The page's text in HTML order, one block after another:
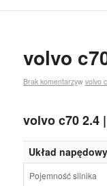
volvo
Brak komentarzyw volvo
volvo c70 2.4
Układ
Pojemność silnika